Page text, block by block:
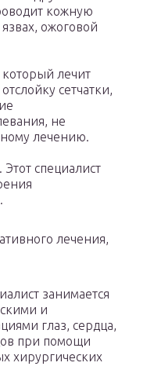
кожную
ожоговой
лечит
сетчатки,
не
лечению.
специалист
лечения,
занимается
и
глаз, сердца,
при помощи
хирургических